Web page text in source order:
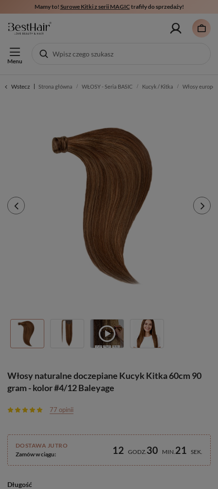
Mamy to! Surowe Kitki z serii MAGICtrafiły do sprzedaży!
Menu
Wstecz Strona główna WŁOSY - Seria BASIC Kucyk / Kitka Włosy
Włosy naturalne doczepiane Kucyk Kitka 60cm 90
gram - kolor #4/12 Baleyage
77 opinii
Długość
DOSTAWA JUTRO
Zamów w ciągu:
12 GODZ30 MIN20 SEK